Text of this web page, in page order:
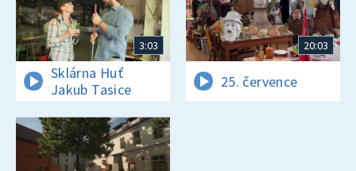
3:03
Sklárna Huť
Jakub Tasice
20:03
25. července